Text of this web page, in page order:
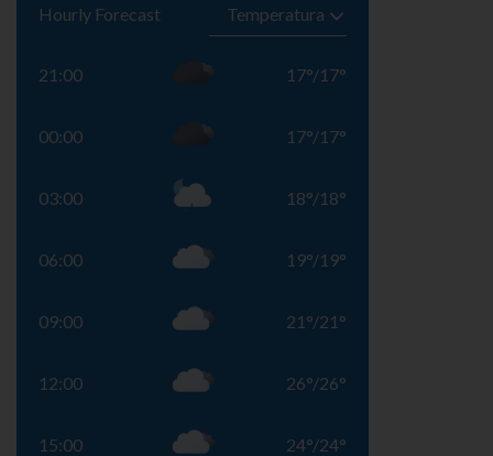
Hourly Forecast
21:00 17°/17°
00:00 17°/17°
03:00 18°/18°
06:00 19°/19°
09:00 21 °/21 °
12:00 26°/26°
15:00 24°/24°